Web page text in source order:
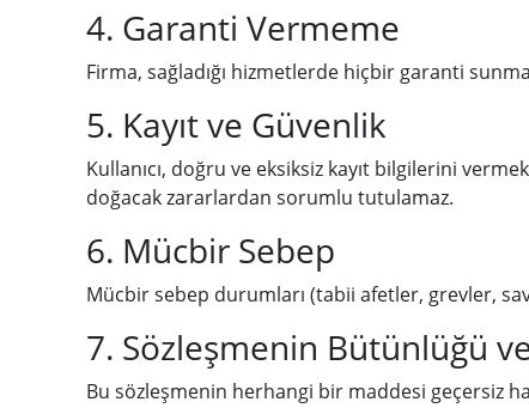
4. Garanti Vermeme
Firma, sağladığı hizmetlerde hiçbir garanti
5. Kayıt ve Güvenlik
Kullanıcı, doğru ve eksiksiz kayıt bilgilerini
doğacak zararlardan sorumlu tutulamaz.
6. Mücbir Sebep
Mücbir sebep durumları (tabii afetler, grevler,
7. Sözleşmenin Bütünlüğü
Bu sözleşmenin herhangi bir maddesi geçersiz